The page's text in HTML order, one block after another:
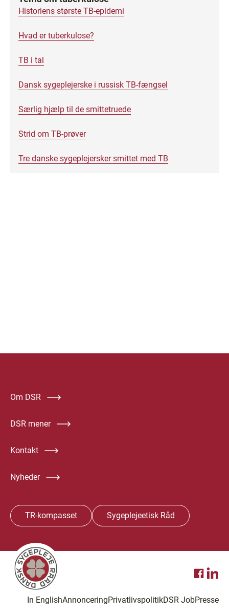
Historiens største TB-epidemi
Hvad er tuberkulose?
TB i tal
Dansk sygeplejerske i russisk TB-fængsel
Særlig hjælp til de smittetruede
Strid om TB-prøver
Tre danske sygeplejersker smittet med TB
Om DSR
DSR mener
Kontakt
Nyheder
TR-kompasset Sygeplejeetisk Råd
In EnglishAnnonceringPrivatlivspolitikDSR JobPresse